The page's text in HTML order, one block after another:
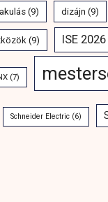
(9) dizájn (9)
(9) ISE 2026
(7)
Schneider Electric (6)